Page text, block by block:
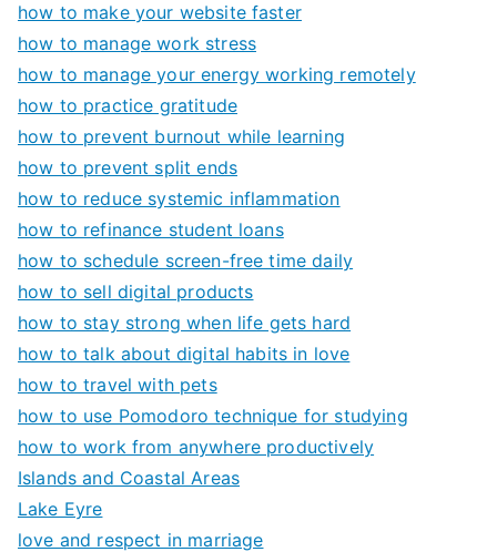
how to make your website faster
how to manage work stress
how to manage your energy working remotely
how to practice gratitude
how to prevent burnout while learning
how to prevent split ends
how to reduce systemic inflammation
how to refinance student loans
how to schedule screen-free time daily
how to sell digital products
how to stay strong when life gets hard
how to talk about digital habits in love
how to travel with pets
how to use Pomodoro technique for studying
how to work from anywhere productively
Islands and Coastal Areas
Lake Eyre
love and respect in marriage